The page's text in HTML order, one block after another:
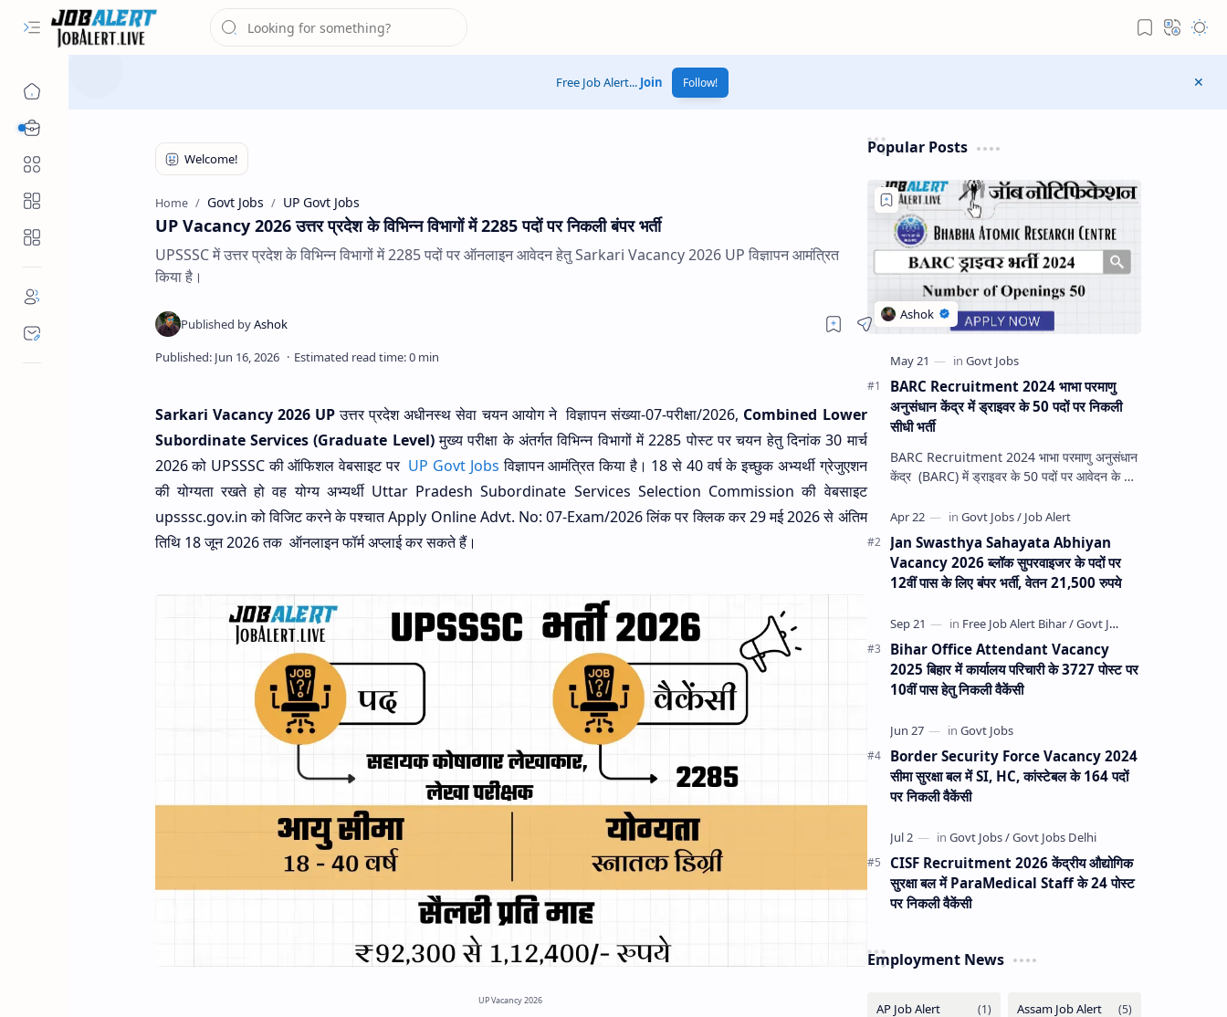
Free Job Alert... Join Follow!
Home Govt Jobs UP Govt Jobs
UP Vacancy 2026 उत्तर प्रदेश के विभिन्न विभागों में 2285 पदों पर निकली बंपर भर्ती
UPSSSC में उत्तर प्रदेश के विभिन्न विभागों में 2285 पदों पर ऑनलाइन आवेदन हेतु Sarkari Vacancy 2026 UP विज्ञापन आमंत्रित
किया है।
Sarkari Vacancy 2026 UPउत्तर प्रदेश अधीनस्थ सेवा चयन आयोग ने विज्ञापन संख्या-07-परीक्षा/2026, Combined Lower
Subordinate Services (Graduate Level)मुख्य परीक्षा के अंतर्गत विभिन्न विभागों में 2285 पोस्ट पर चयन हेतु दिनांक 30 मार्च
2026 को UPSSSC की ऑफिशल वेबसाइट पर UP Govt Jobs विज्ञापन आमंत्रित किया है। 18 से 40 वर्ष के इच्छुक अभ्यर्थी ग्रेजुएशन
की योग्यता रखते हो वह योग्य अभ्यर्थी Uttar Pradesh Subordinate Services Selection Commission की वेबसाइट
upsssc.gov.in को विजिट करने के पश्चात Apply Online Advt. No: 07-Exam/2026 लिंक पर क्लिक कर 29 मई 2026 से अंतिम
तिथि 18 जून 2026 तक ऑनलाइन फॉर्म अप्लाई कर सकते हैं।
UP Vacancy 2026
Popular Posts
BARC Recruitment 2024 भाभा परमाणु
अनुसंधान केंद्र में ड्राइवर के 50 पदों पर निकली
सीधी भर्ती
BARC Recruitment 2024 भाभा परमाणु अनुसंधान
केंद्र (BARC) में ड्राइवर के 50 पदों पर आवेदन के लिए
आधिकारिक वे…
Jan Swasthya Sahayata Abhiyan
Vacancy 2026 ब्लॉक सुपरवाइजर के पदों पर
12वीं पास के लिए बंपर भर्ती, वेतन 21,500 रुपये
Bihar Office Attendant Vacancy
2025 बिहार में कार्यालय परिचारी के 3727 पोस्ट पर
10वीं पास हेतु निकली वैकेंसी
Border Security Force Vacancy 2024
सीमा सुरक्षा बल में SI, HC, कांस्टेबल के 164 पदों
पर निकली वैकेंसी
CISF Recruitment 2026 केंद्रीय औद्योगिक
सुरक्षा बल में ParaMedical Staff के 24 पोस्ट
पर निकली वैकेंसी
Employment News